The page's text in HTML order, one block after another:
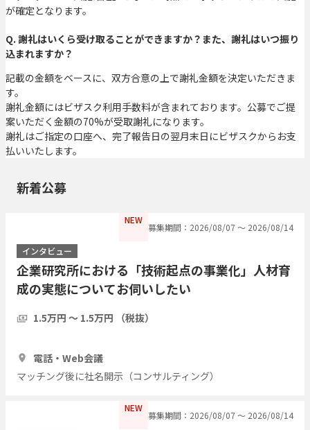
が確定となります。
Q. 謝礼はいくら受け取ることができますか？また、謝礼はいつ振り
込まれますか？
記載の金額をベースに、双方合意の上で謝礼金額を決定いただきま
す。
謝礼金額にはビザスク利用手数料が含まれております。公募でご提
案いただく金額の70%が受取謝礼になります。
謝礼はご指定の口座へ、完了報告日の翌月末日にビザスクからお支
払いいたします。
新着公募
NEW
募集期間：2026/08/07 〜 2026/08/14
インタビュー
企業研究所における「技術起点の事業化」人材育
成の実態についてお伺いしたい
1.5万円 〜 1.5万円 （税抜）
電話・Web会議
マッチング後に社名開示（コンサルティング）
NEW
募集期間：2026/08/07 〜 2026/08/14